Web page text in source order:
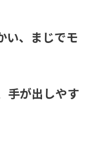
い、まじでモ
手が出しやす